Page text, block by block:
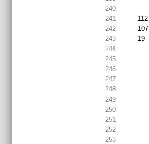
240
241
112
242
107
243
19
244
245
246
247
248
249
250
251
252
253